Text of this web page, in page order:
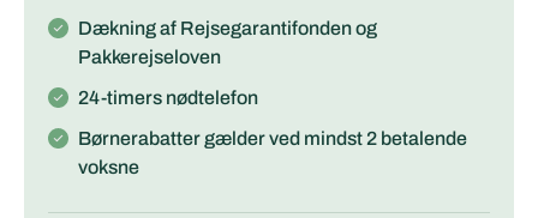
Dækning af Rejsegarantifonden og
Pakkerejseloven
24-timers nødtelefon
Børnerabatter gælder ved mindst 2 betalende
voksne